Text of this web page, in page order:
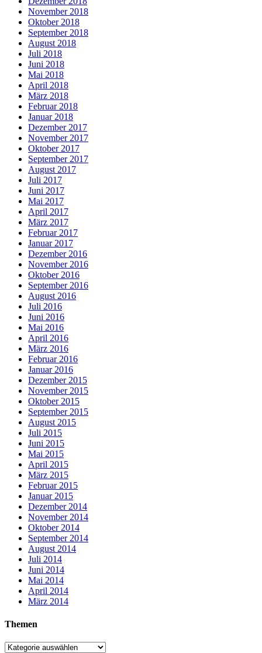
November 2018
Oktober 2018
September 2018
August 2018
Juli 2018
Juni 2018
Mai 2018
April 2018
März 2018
Februar 2018
Januar 2018
Dezember 2017
November 2017
Oktober 2017
September 2017
August 2017
Juli 2017
Juni 2017
Mai 2017
April 2017
März 2017
Februar 2017
Januar 2017
Dezember 2016
November 2016
Oktober 2016
September 2016
August 2016
Juli 2016
Juni 2016
Mai 2016
April 2016
März 2016
Februar 2016
Januar 2016
Dezember 2015
November 2015
Oktober 2015
September 2015
August 2015
Juli 2015
Juni 2015
Mai 2015
April 2015
März 2015
Februar 2015
Januar 2015
Dezember 2014
November 2014
Oktober 2014
September 2014
August 2014
Juli 2014
Juni 2014
Mai 2014
April 2014
März 2014
Themen